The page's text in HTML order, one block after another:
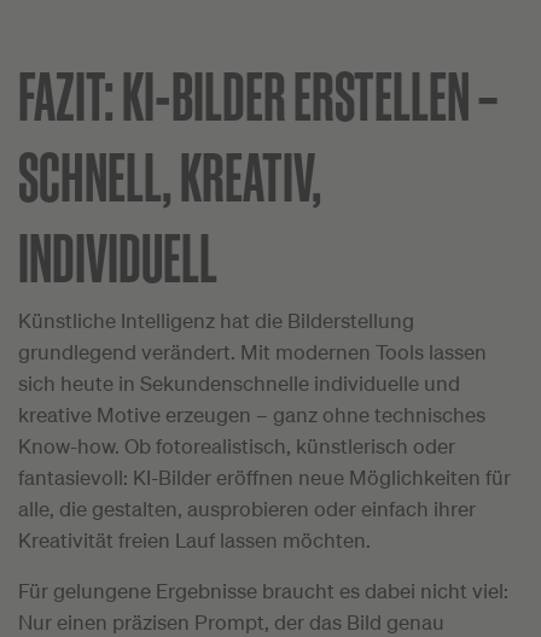
FAZIT: KI-BILDER ERSTELLEN –
SCHNELL, KREATIV,
INDIVIDUELL
Künstliche Intelligenz hat die Bilderstellung
grundlegend verändert. Mit modernen Tools lassen
sich heute in Sekundenschnelle individuelle und
kreative Motive erzeugen – ganz ohne technisches
Know-how. Ob fotorealistisch, künstlerisch oder
fantasievoll: KI-Bilder eröffnen neue Möglichkeiten für
alle, die gestalten, ausprobieren oder einfach ihrer
Kreativität freien Lauf lassen möchten.
Für gelungene Ergebnisse braucht es dabei nicht viel:
Nur einen präzisen Prompt, der das Bild genau